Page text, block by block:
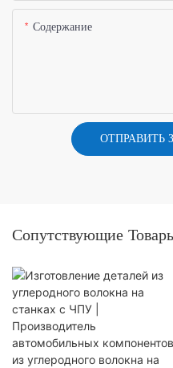
Содержание
ОТПРАВИТЬ
Сопутствующие